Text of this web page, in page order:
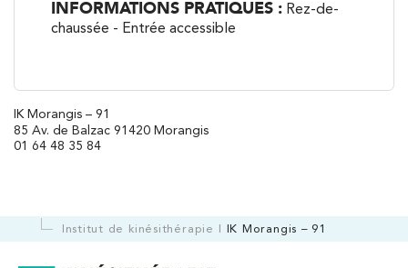
INFORMATIONS PRATIQUES : Rez-de-
chaussée - Entrée accessible
IK Morangis – 91
85 Av. de Balzac 91420 Morangis
01 64 48 35 84
Institut de kinésithérapie IK Morangis – 91